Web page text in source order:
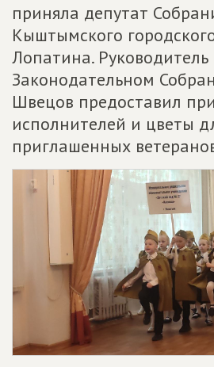
приняла депутат
Кыштымского
Лопатина.
Законодательном
Швецов предоставил
исполнителей и цветы
приглашенных